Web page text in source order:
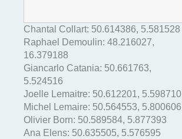
Chantal Collart: 50.614386, 5.581528
Raphael Demoulin: 48.216027,
16.379188
Giancarlo Catania: 50.661763,
5.524516
Joelle Lemaitre: 50.612201, 5.598710
Michel Lemaire: 50.564553, 5.800606
Olivier Born: 50.589584, 5.877393
Ana Elens: 50.635505, 5.576595